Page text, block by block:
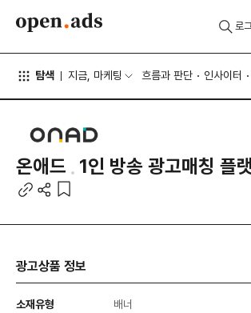
탐색 지금, 마케팅 흐름과 판단 인사이터
로
온애드 1인 방송 광고매칭 플
광고상품 정보
소재유형 배너